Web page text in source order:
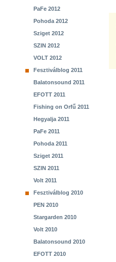
PaFe 2012
Pohoda 2012
Sziget 2012
SZIN 2012
VOLT 2012
Fesztiválblog 2011
Balatonsound 2011
EFOTT 2011
Fishing on Orfű 2011
Hegyalja 2011
PaFe 2011
Pohoda 2011
Sziget 2011
SZIN 2011
Volt 2011
Fesztiválblog 2010
PEN 2010
Stargarden 2010
Volt 2010
Balatonsound 2010
EFOTT 2010